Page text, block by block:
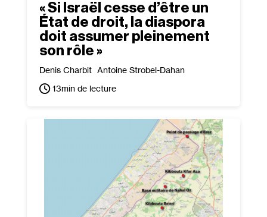
« Si Israël cesse d’être un
État de droit, la diaspora
doit assumer pleinement
son rôle »
Denis Charbit Antoine Strobel-Dahan
13min de lecture